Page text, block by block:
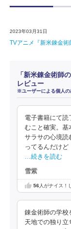
2023年03月31日
TVアニメ『新米錬金術
「新米錬金術師
レビュー
※ユーザーによる個人の
電子書籍にて読
むこと確実。基
サラサの心境読
ってるんだけど
…続きを読む
雪紫
56人がナイス！
錬金術師の学校
天地での独り立